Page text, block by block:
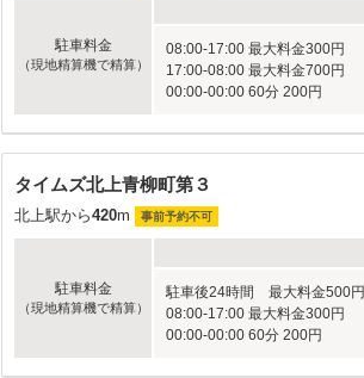
駐車料金
（現地精算機で精算）
08:00-17:00 最大料金300円
17:00-08:00 最大料金700円
00:00-00:00 60分 200円
タイムズ北上青柳町第３
北上駅から420m 事前予約不可
駐車料金
（現地精算機で精算）
駐車後24時間 最大料金500円
08:00-17:00 最大料金300円
00:00-00:00 60分 200円